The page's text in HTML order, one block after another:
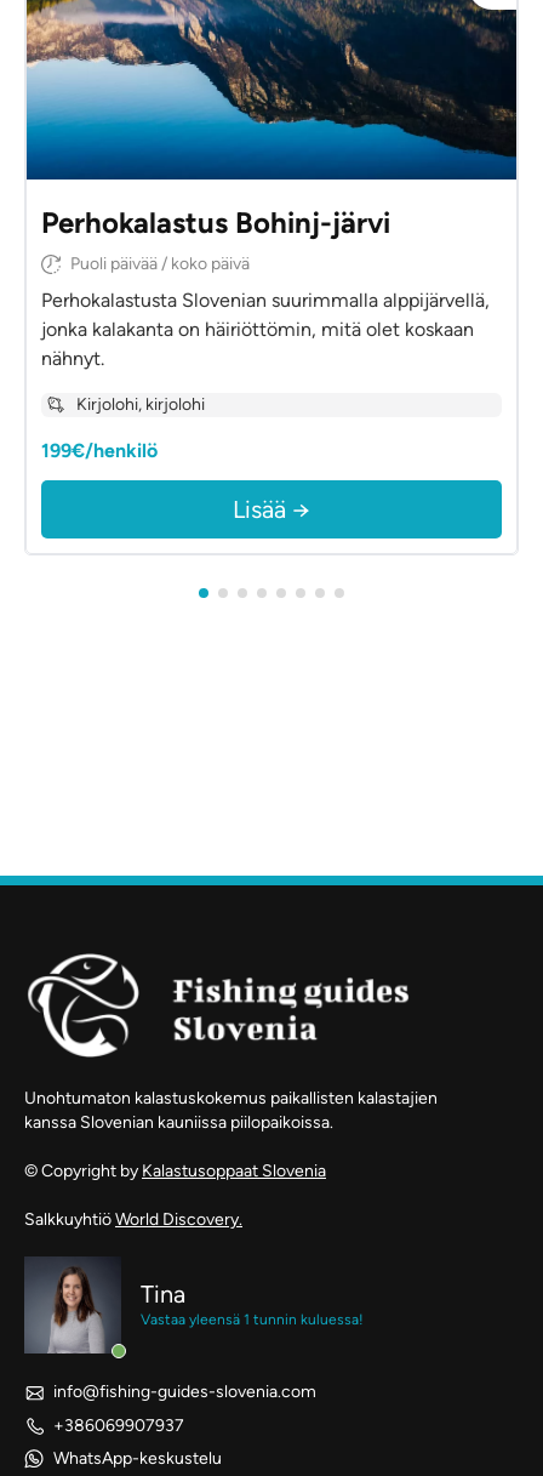
Perhokalastus Bohinj-järvi
Puoli päivää / koko päivä
Perhokalastusta Slovenian suurimmalla alppijärvellä,
jonka kalakanta on häiriöttömin, mitä olet koskaan
nähnyt.
Kirjolohi, kirjolohi
199€/henkilö
Lisää →
Unohtumaton kalastuskokemus paikallisten kalastajien
kanssa Slovenian kauniissa piilopaikoissa.
© Copyright by Kalastusoppaat Slovenia
SalkkuyhtiöWorld Discovery.
Tina
Vastaa yleensä 1 tunnin kuluessa!
info@fishing-guides-slovenia.com
+386069907937
WhatsApp-keskustelu